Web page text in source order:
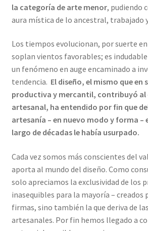
la categoría de arte menor, pudiendo
aura mística de lo ancestral, trabajado
Los tiempos evolucionan, por suerte
soplan vientos favorables; es
un fenómeno en auge encaminado a
tendencia. El diseño, el mismo que en
productiva y mercantil, contribuyó al
artesanal, ha entendido por fin que
artesanía – en nuevo modo y forma –
largo de décadas le había usurpado.
Cada vez somos más conscientes del
aporta al mundo del diseño. Como
solo apreciamos la exclusividad de los
inasequibles para la mayoría – creados
firmas, sino también la que deriva de
artesanales. Por fin hemos llegado a